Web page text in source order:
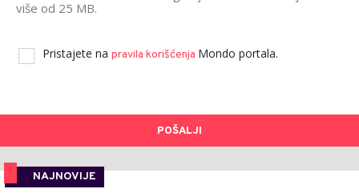
više od 25 MB.
Pristajete na pravila korišćenja Mondo portala.
POŠALJI
NAJNOVIJE